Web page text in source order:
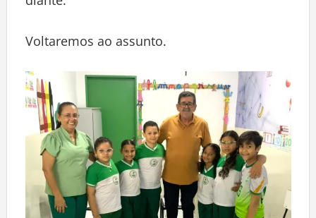
diante.
Voltaremos ao assunto.